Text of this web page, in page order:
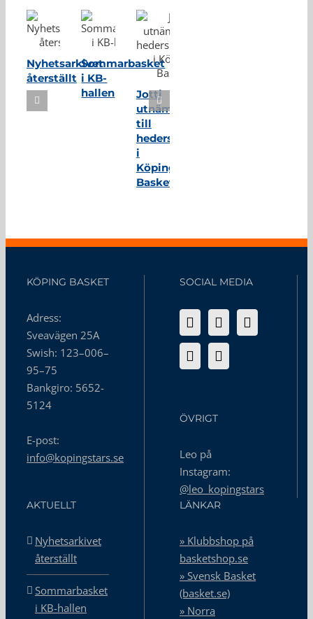
Nyhetsarkivet
återställt
Sommarbasket
i KB-
hallen
Jotti
utnämnd
till
hedersmedlem
i
Köping
Basket
KÖPING BASKET
Adress:
Sveavägen 25A
Swish: 123–006–
95–75
Bankgiro: 5652-
5124
E-post:
info@kopingstars.se
SOCIAL MEDIA
ÖVRIGT
Leo på
Instagram:
@leo_kopingstars
AKTUELLT
Nyhetsarkivet
återställt
Sommarbasket
i KB-hallen
LÄNKAR
» Klubbshop på
basketshop.se
» Svensk Basket
(basket.se)
» Norra